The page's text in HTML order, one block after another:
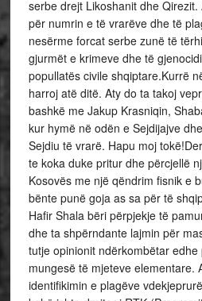
serbe drejt Likoshanit dhe
për numrin e të vrarëve dhe të
nesërme forcat serbe zunë të
gjurmët e krimeve dhe të
popullatës civile shqiptare.Kurrë
harroj atë ditë. Aty do ta takoj
bashkë me Jakup Krasniqin,
kur hymë në odën e Sejdijajve
Sejdiu të vrarë. Hapu moj
te koka duke pritur dhe përcjellë
Kosovës me një qëndrim fisnik e
bënte punë goja as sa për të
Hafir Shala bëri përpjekje të
dhe ta shpërndante lajmin për
tutje opinionit ndërkombëtar
mungesë të mjeteve elementare.
identifikimin e plagëve